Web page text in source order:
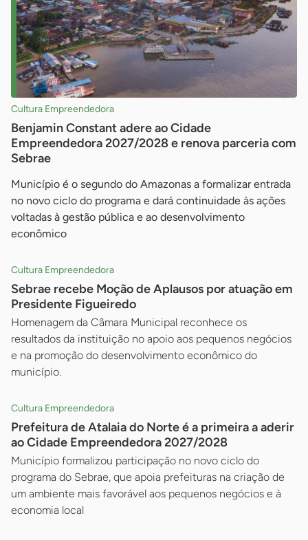
Cultura Empreendedora
Benjamin Constant adere ao Cidade
Empreendedora 2027/2028 e renova parceria com
Sebrae
Município é o segundo do Amazonas a formalizar entrada
no novo ciclo do programa e dará continuidade às ações
voltadas à gestão pública e ao desenvolvimento
econômico
Cultura Empreendedora
Sebrae recebe Moção de Aplausos por atuação em
Presidente Figueiredo
Homenagem da Câmara Municipal reconhece os
resultados da instituição no apoio aos pequenos negócios
e na promoção do desenvolvimento econômico do
município.
Cultura Empreendedora
Prefeitura de Atalaia do Norte é a primeira a aderir
ao Cidade Empreendedora 2027/2028
Município formalizou participação no novo ciclo do
programa do Sebrae, que apoia prefeituras na criação de
um ambiente mais favorável aos pequenos negócios e à
economia local